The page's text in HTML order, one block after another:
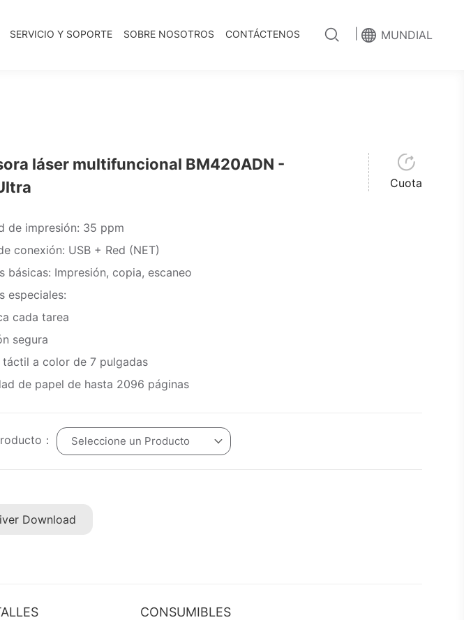
MUNDIAL
SERVICIO Y SOPORTE SOBRE NOSOTROS CONTÁCTENOS
láser multifuncional BM420ADN -
de impresión: 35 ppm
conexión: USB + Red (NET)
básicas: Impresión, copia, escaneo
especiales:
cada tarea
segura
táctil a color de 7 pulgadas
de papel de hasta 2096 páginas
： Seleccione un Producto
Download
Cuota
CONSUMIBLES